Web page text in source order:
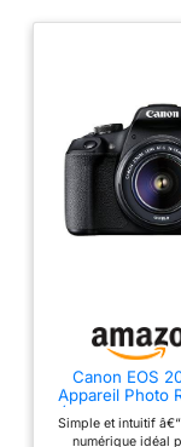
Canon EOS
Appareil Photo
(APS-C, 24.1
Full HD) +
Simple et intuitif
numérique idéal